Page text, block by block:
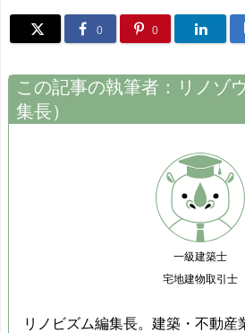
0 0
この記事の執筆者： リノゾウ
集長）
一級建築士
宅地建物取引士
リノビズム編集長。建築・不動産